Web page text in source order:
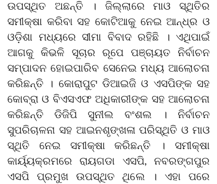
ଉପସ୍ଥିତ ଅଛନ୍ତି । ଜିଲ୍ଲାରେ ମାଓ ସ୍ଥିତିର
ସମୀକ୍ଷା କରିବା ସହ କୋଟିଆକୁ ନେଇ ଆନ୍ଧ୍ର ଓ
ଓଡ଼ିଶା ମଧ୍ୟରେ ସୀମା ବିବାଦ ରହିଛି । ଏଥିପାଇଁ
ଆଗକୁ କିଭଳି ସୂଚାର ରୂପେ ପଞ୍ଚାୟତ ନିର୍ବାଚନ
ସମ୍ପାଦନ ହୋଇପାରିବ ସେନେଇ ମଧ୍ୟ ଆଲୋଚନା
କରିଛନ୍ତି । କୋରାପୁଟ ଡିଆଇଜି ଓ ଏସପିଙ୍କ ସହ
କୋବ୍ରା ଓ ବିଏସଏଫ ଅଧିକାରୀଙ୍କ ସହ ଆଲୋଚନା
କରିଛନ୍ତି ଡିଜିପି ସୁନୀଲ ବଂଶଲ । ନିର୍ବାଚନ
ସୁପରିଚାଳନା ସହ ଆଇନଶୃଙ୍ଖଳା ପରିସ୍ଥିତି ଓ ମାଓ
ସ୍ଥିତି ନେଇ ସମୀକ୍ଷା କରିଛନ୍ତି । ସମୀକ୍ଷା
କାର୍ୟ୍ୟକ୍ରମରେ ରାୟଗଡା ଏସପି, ନବରଙ୍ଗପୁର
ଏସପି ପ୍ରମୁଖ ଉପସ୍ଥିତ ଥିଲେ । ଏହା ପରେ